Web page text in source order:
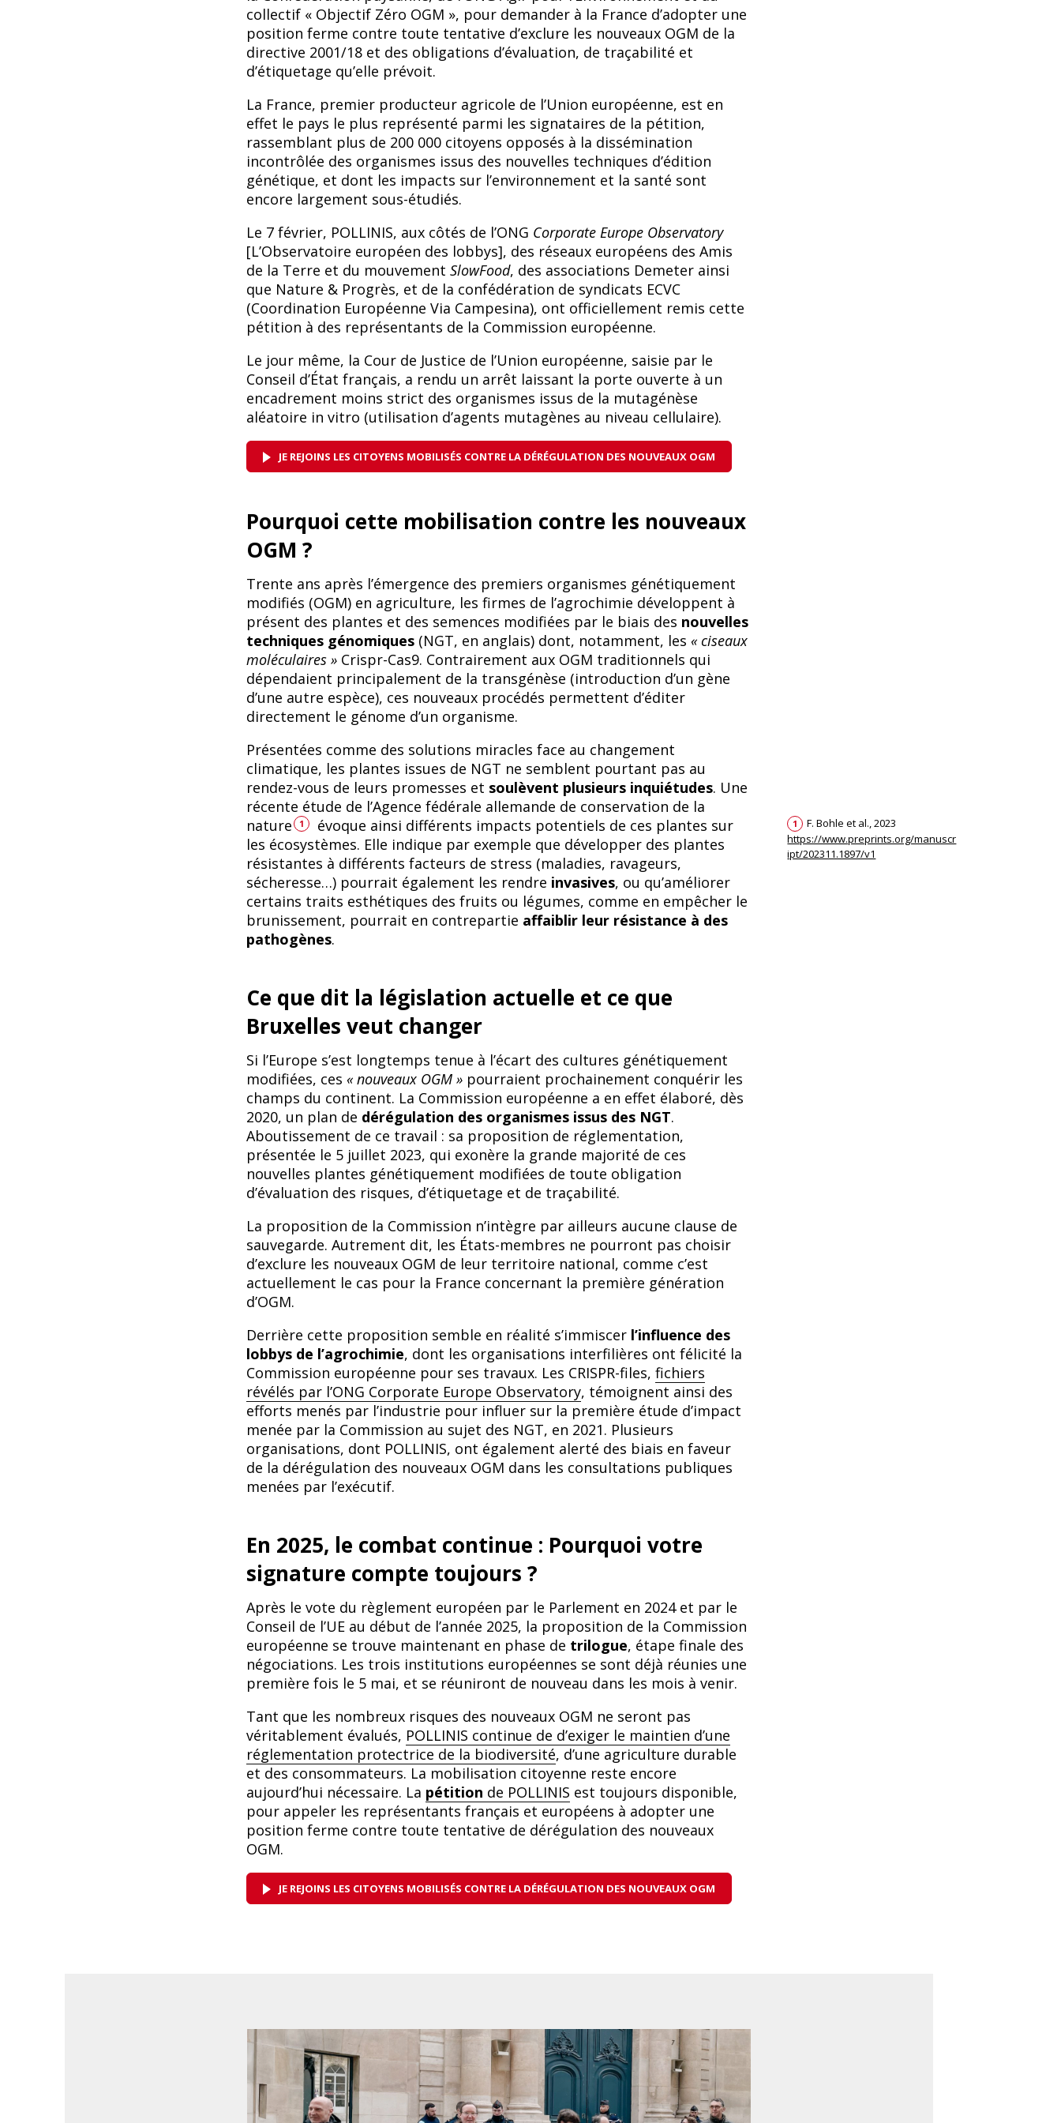
collectif « Objectif Zéro OGM », pour demander à la France d’adopter une
position ferme contre toute tentative d’exclure les nouveaux OGM de la
directive 2001/18 et des obligations d’évaluation, de traçabilité et
d’étiquetage qu’elle prévoit.
La France, premier producteur agricole de l’Union européenne, est en
effet le pays le plus représenté parmi les signataires de la pétition,
rassemblant plus de 200 000 citoyens opposés à la dissémination
incontrôlée des organismes issus des nouvelles techniques d’édition
génétique, et dont les impacts sur l’environnement et la santé sont
encore largement sous-étudiés.
Le 7 février, POLLINIS, aux côtés de l’ONG Corporate Europe Observatory
[L’Observatoire européen des lobbys], des réseaux européens des Amis
de la Terre et du mouvement SlowFood, des associations Demeter ainsi
que Nature & Progrès, et de la confédération de syndicats ECVC
(Coordination Européenne Via Campesina), ont officiellement remis cette
pétition à des représentants de la Commission européenne.
Le jour même, la Cour de Justice de l’Union européenne, saisie par le
Conseil d’État français, a rendu un arrêt laissant la porte ouverte à un
encadrement moins strict des organismes issus de la mutagénèse
aléatoire in vitro (utilisation d’agents mutagènes au niveau cellulaire).
JE REJOINS LES CITOYENS MOBILISÉS CONTRE LA DÉRÉGULATION DES NOUVEAUX OGM
Pourquoi cette mobilisation contre les nouveaux
OGM ?
Trente ans après l’émergence des premiers organismes génétiquement
modifiés (OGM) en agriculture, les firmes de l’agrochimie développent à
présent des plantes et des semences modifiées par le biais des nouvelles
techniques génomiques(NGT, en anglais) dont, notamment, les « ciseaux
moléculaires »Crispr-Cas9. Contrairement aux OGM traditionnels qui
dépendaient principalement de la transgénèse (introduction d’un gène
d’une autre espèce), ces nouveaux procédés permettent d’éditer
directement le génome d’un organisme.
Présentées comme des solutions miracles face au changement
climatique, les plantes issues de NGT ne semblent pourtant pas au
rendez-vous de leurs promesses et soulèvent plusieurs inquiétudes. Une
récente étude de l’Agence fédérale allemande de conservation de la
nature
1
évoque ainsi différents impacts potentiels de ces plantes sur
les écosystèmes. Elle indique par exemple que développer des plantes
résistantes à différents facteurs de stress (maladies, ravageurs,
sécheresse…) pourrait également les rendre invasives, ou qu’améliorer
certains traits esthétiques des fruits ou légumes, comme en empêcher le
brunissement, pourrait en contrepartie affaiblir leur résistance à des
pathogènes.
Ce que dit la législation actuelle et ce que
Bruxelles veut changer
Si l’Europe s’est longtemps tenue à l’écart des cultures génétiquement
modifiées, ces « nouveaux OGM »pourraient prochainement conquérir les
champs du continent. La Commission européenne a en effet élaboré, dès
2020, un plan de dérégulation des organismes issus des NGT.
Aboutissement de ce travail : sa proposition de réglementation,
présentée le 5 juillet 2023, qui exonère la grande majorité de ces
nouvelles plantes génétiquement modifiées de toute obligation
d’évaluation des risques, d’étiquetage et de traçabilité.
La proposition de la Commission n’intègre par ailleurs aucune clause de
sauvegarde. Autrement dit, les États-membres ne pourront pas choisir
d’exclure les nouveaux OGM de leur territoire national, comme c’est
actuellement le cas pour la France concernant la première génération
d’OGM.
Derrière cette proposition semble en réalité s’immiscer l’influence des
lobbys de l’agrochimie, dont les organisations interfilières ont félicité la
Commission européenne pour ses travaux. Les CRISPR-files, fichiers
révélés par l’ONG Corporate Europe Observatory, témoignent ainsi des
efforts menés par l’industrie pour influer sur la première étude d’impact
menée par la Commission au sujet des NGT, en 2021. Plusieurs
organisations, dont POLLINIS, ont également alerté des biais en faveur
de la dérégulation des nouveaux OGM dans les consultations publiques
menées par l’exécutif.
En 2025, le combat continue : Pourquoi votre
signature compte toujours ?
Après le vote du règlement européen par le Parlement en 2024 et par le
Conseil de l’UE au début de l’année 2025, la proposition de la Commission
européenne se trouve maintenant en phase de trilogue, étape finale des
négociations. Les trois institutions européennes se sont déjà réunies une
première fois le 5 mai, et se réuniront de nouveau dans les mois à venir.
Tant que les nombreux risques des nouveaux OGM ne seront pas
véritablement évalués, POLLINIS continue de d’exiger le maintien d’une
réglementation protectrice de la biodiversité, d’une agriculture durable
et des consommateurs. La mobilisation citoyenne reste encore
aujourd’hui nécessaire. La pétition de POLLINIS est toujours disponible,
pour appeler les représentants français et européens à adopter une
position ferme contre toute tentative de dérégulation des nouveaux
OGM.
JE REJOINS LES CITOYENS MOBILISÉS CONTRE LA DÉRÉGULATION DES NOUVEAUX OGM
1
F. Bohle et al., 2023
https://www.preprints.org/manuscr
ipt/202311.1897/v1